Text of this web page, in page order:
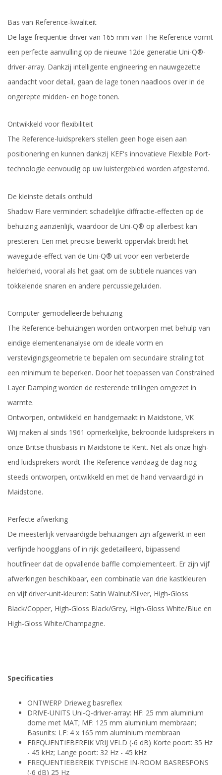
Bas van Reference-kwaliteit
De lage frequentie-driver van 165 mm van The Reference vormt
een perfecte aanvulling op de nieuwe 12de generatie Uni-Q®-
driver-array. Dankzij intelligente engineering en nauwgezette
aandacht voor detail, gaan de lage tonen naadloos over in de
ongerepte midden- en hoge tonen.
Ontwikkeld voor flexibiliteit
The Reference-luidsprekers stellen geen hoge eisen aan
positionering en kunnen dankzij KEF's innovatieve Flexible Port-
technologie eenvoudig op uw luistergebied worden afgestemd.
De kleinste details onthuld
Shadow Flare vermindert schadelijke diffractie-effecten op de
behuizing aanzienlijk, waardoor de Uni-Q® op allerbest kan
presteren. Een met precisie bewerkt oppervlak breidt het
waveguide-effect van de Uni-Q® uit voor een verbeterde
helderheid, vooral als het gaat om de subtiele nuances van
tokkelende snaren en andere percussiegeluiden.
Computer-gemodelleerde behuizing
The Reference-behuizingen worden ontworpen met behulp van
eindige elementenanalyse om de ideale vorm en
verstevigingsgeometrie te bepalen om secundaire straling tot
een minimum te beperken. Door het toepassen van Constrained
Layer Damping worden de resterende trillingen omgezet in
warmte.
Ontworpen, ontwikkeld en handgemaakt in Maidstone, VK
Wij maken al sinds 1961 opmerkelijke, bekroonde luidsprekers in
onze Britse thuisbasis in Maidstone te Kent. Net als onze high-
end luidsprekers wordt The Reference vandaag de dag nog
steeds ontworpen, ontwikkeld en met de hand vervaardigd in
Maidstone.
Perfecte afwerking
De meesterlijk vervaardigde behuizingen zijn afgewerkt in een
verfijnde hoogglans of in rijk gedetailleerd, bijpassend
houtfineer dat de opvallende baffle complementeert. Er zijn vijf
afwerkingen beschikbaar, een combinatie van drie kastkleuren
en vijf driver-unit-kleuren: Satin Walnut/Silver, High-Gloss
Black/Copper, High-Gloss Black/Grey, High-Gloss White/Blue en
High-Gloss White/Champagne.
Specificaties
ONTWERP Drieweg basreflex
DRIVE-UNITS Uni-Q-driver-array: HF: 25 mm aluminium
dome met MAT; MF: 125 mm aluminium membraan;
Basunits: LF: 4 x 165 mm aluminium membraan
FREQUENTIEBEREIK VRIJ VELD (-6 dB) Korte poort: 35 Hz
- 45 kHz; Lange poort: 32 Hz - 45 kHz
FREQUENTIEBEREIK TYPISCHE IN-ROOM BASRESPONS
(-6 dB) 25 Hz